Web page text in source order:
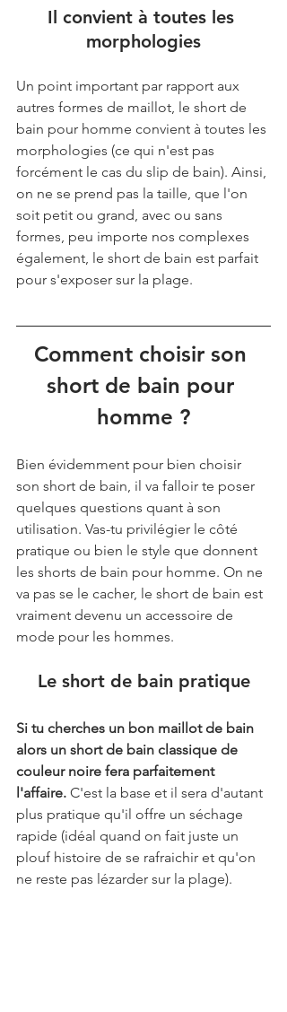
Il convient à toutes les
morphologies
Un point important par rapport aux
autres formes de maillot, le short de
bain pour homme convient à toutes les
morphologies (ce qui n'est pas
forcément le cas du slip de bain). Ainsi,
on ne se prend pas la taille, que l'on
soit petit ou grand, avec ou sans
formes, peu importe nos complexes
également, le short de bain est parfait
pour s'exposer sur la plage.
Comment choisir son
short de bain pour
homme ?
Bien évidemment pour bien choisir
son short de bain, il va falloir te poser
quelques questions quant à son
utilisation. Vas-tu privilégier le côté
pratique ou bien le style que donnent
les shorts de bain pour homme. On ne
va pas se le cacher, le short de bain est
vraiment devenu un accessoire de
mode pour les hommes.
Le short de bain pratique
Si tu cherches un bon maillot de bain
alors un short de bain classique de
couleur noire fera parfaitement
l'affaire. C'est la base et il sera d'autant
plus pratique qu'il offre un séchage
rapide (idéal quand on fait juste un
plouf histoire de se rafraichir et qu'on
ne reste pas lézarder sur la plage).